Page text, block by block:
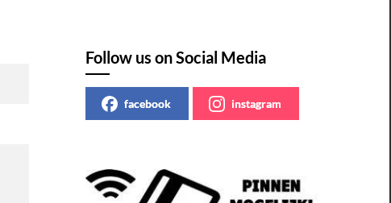
Follow us on Social Media
facebook instagram